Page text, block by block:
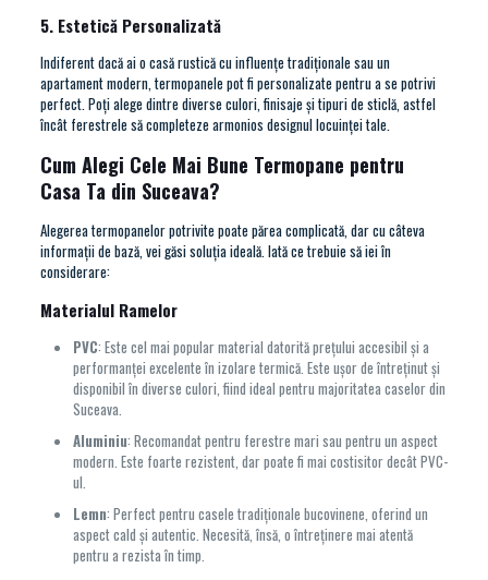
5. Estetică Personalizată
Indiferent dacă ai o casă rustică cu influențe tradiționale sau un
apartament modern, termopanele pot fi personalizate pentru a se potrivi
perfect. Poți alege dintre diverse culori, finisaje și tipuri de sticlă, astfel
încât ferestrele să completeze armonios designul locuinței tale.
Cum Alegi Cele Mai Bune Termopane pentru
Casa Ta din Suceava?
Alegerea termopanelor potrivite poate părea complicată, dar cu câteva
informații de bază, vei găsi soluția ideală. Iată ce trebuie să iei în
considerare:
Materialul Ramelor
PVC: Este cel mai popular material datorită prețului accesibil și a
performanței excelente în izolare termică. Este ușor de întreținut și
disponibil în diverse culori, fiind ideal pentru majoritatea caselor din
Suceava.
Aluminiu: Recomandat pentru ferestre mari sau pentru un aspect
modern. Este foarte rezistent, dar poate fi mai costisitor decât PVC-
ul.
Lemn: Perfect pentru casele tradiționale bucovinene, oferind un
aspect cald și autentic. Necesită, însă, o întreținere mai atentă
pentru a rezista în timp.